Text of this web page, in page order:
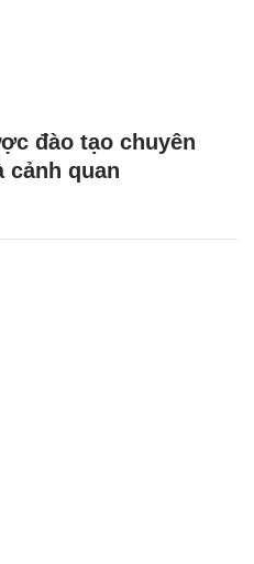
đào tạo chuyên
cảnh quan